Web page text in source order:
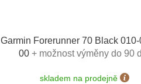
Garmin Forerunner 70 Black
00+ možnost výměny do 90
skladem na prodejně